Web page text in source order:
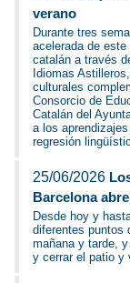
verano
Durante tres
acelerada de este
catalán a través
Idiomas
culturales
Consorcio de
Catalán del
a los
regresión
25/06/2026
Barcelona
Desde hoy y
diferentes puntos
mañana y tarde,
y cerrar el patio y